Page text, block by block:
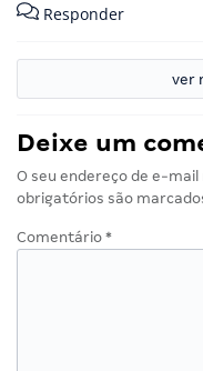
Responder
ver
Deixe um
O seu endereço de e-mail
obrigatórios são
Comentário *